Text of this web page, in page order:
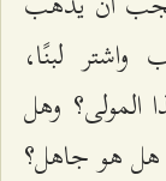
لبنًا،
وهل
هل هو جاهل؟